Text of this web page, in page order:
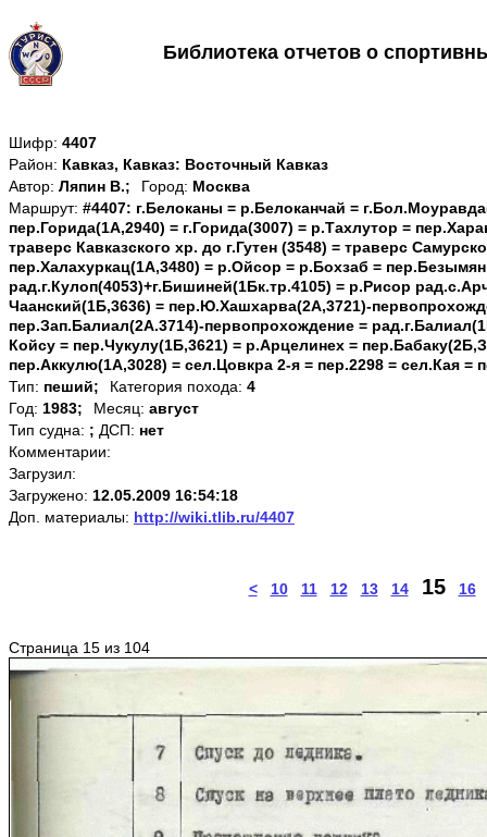
Библиотека отчетов о
Шифр: 4407
Район: Кавказ, Кавказ: Восточный Кавказ
Автор: Ляпин В.; Город: Москва
Маршрут: #4407: г.Белоканы = р.Белоканчай =
пер.Горида(1А,2940) = г.Горида(3007) = р.Тахлутор =
траверс Кавказского хр. до г.Гутен (3548) = траверс
пер.Халахуркац(1А,3480) = р.Ойсор = р.Бохзаб =
рад.г.Кулоп(4053)+г.Бишиней(1Бк.тр.4105) = р.Рисор
Чаанский(1Б,3636) = пер.Ю.Хашхарва(2А,3721)-
пер.Зап.Балиал(2А.3714)-первопрохождение =
Койсу = пер.Чукулу(1Б,3621) = р.Арцелинех =
пер.Аккулю(1А,3028) = сел.Цовкра 2-я = пер.2298 = сел.Кая =
Тип: пеший; Категория похода: 4
Год: 1983; Месяц: август
Тип судна: ; ДСП: нет
Комментарии:
Загрузил:
Загружено: 12.05.2009 16:54:18
Доп. материалы: http://wiki.tlib.ru/4407
< 10 11 12 13 14 15 16
Страница 15 из 104